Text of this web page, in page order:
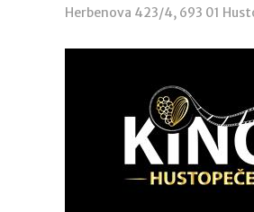
Herbenova 423/4, 693 01